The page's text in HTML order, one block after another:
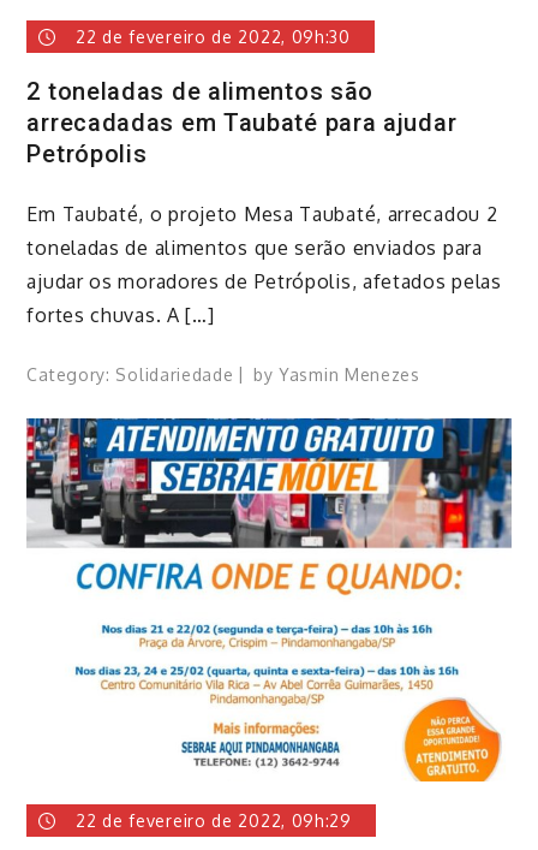
22 de fevereiro de 2022, 09h:30
2 toneladas de alimentos são
arrecadadas em Taubaté para ajudar
Petrópolis
Em Taubaté, o projeto Mesa Taubaté, arrecadou 2
toneladas de alimentos que serão enviados para
ajudar os moradores de Petrópolis, afetados pelas
fortes chuvas. A […]
Category: Solidariedade byYasmin Menezes
22 de fevereiro de 2022, 09h:29